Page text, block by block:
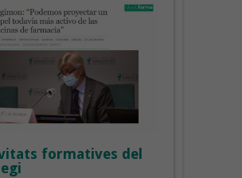
formatives del